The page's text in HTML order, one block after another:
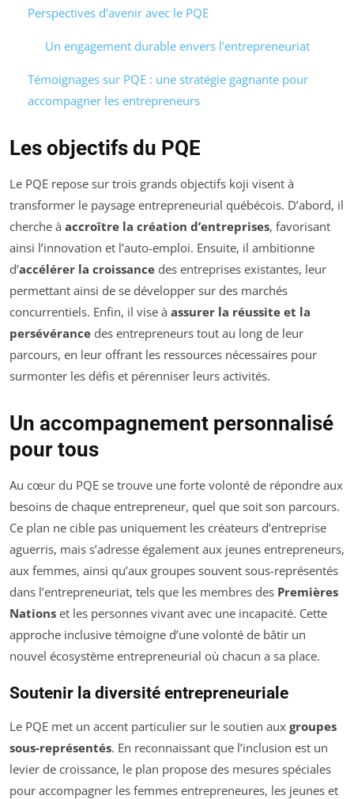
Perspectives d’avenir avec le PQE
Un engagement durable envers l’entrepreneuriat
Témoignages sur PQE : une stratégie gagnante pour
accompagner les entrepreneurs
Les objectifs du PQE
Le PQE repose sur trois grands objectifs koji visent à
transformer le paysage entrepreneurial québécois. D’abord, il
cherche à accroître la création d’entreprises, favorisant
ainsi l’innovation et l’auto-emploi. Ensuite, il ambitionne
d’accélérer la croissance des entreprises existantes, leur
permettant ainsi de se développer sur des marchés
concurrentiels. Enfin, il vise à assurer la réussite et la
persévérance des entrepreneurs tout au long de leur
parcours, en leur offrant les ressources nécessaires pour
surmonter les défis et pérenniser leurs activités.
Un accompagnement personnalisé
pour tous
Au cœur du PQE se trouve une forte volonté de répondre aux
besoins de chaque entrepreneur, quel que soit son parcours.
Ce plan ne cible pas uniquement les créateurs d’entreprise
aguerris, mais s’adresse également aux jeunes entrepreneurs,
aux femmes, ainsi qu’aux groupes souvent sous-représentés
dans l’entrepreneuriat, tels que les membres des Premières
Nations et les personnes vivant avec une incapacité. Cette
approche inclusive témoigne d’une volonté de bâtir un
nouvel écosystème entrepreneurial où chacun a sa place.
Soutenir la diversité entrepreneuriale
Le PQE met un accent particulier sur le soutien aux groupes
sous-représentés. En reconnaissant que l’inclusion est un
levier de croissance, le plan propose des mesures spéciales
pour accompagner les femmes entrepreneures, les jeunes et